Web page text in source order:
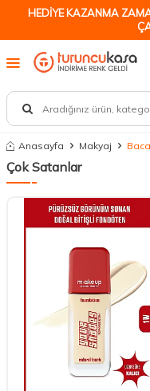
HEDİYE KAZANMA
Anasayfa Makyaj
Çok Satanlar